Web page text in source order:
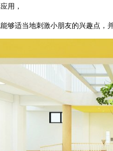
用，
够适当地刺激小朋友的兴趣点，